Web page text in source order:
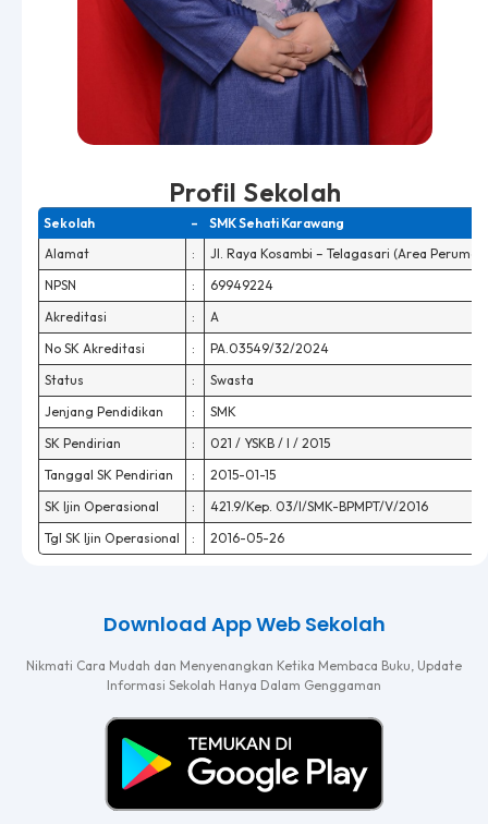
Profil Sekolah
Sekolah –
SMK Sehati Karawang
Alamat
:
Jl. Raya Kosambi – Telagasari (Area
NPSN
:
69949224
Akreditasi
:
A
No SK Akreditasi
:
PA.03549/32/2024
Status
:
Swasta
Jenjang Pendidikan
:
SMK
SK Pendirian
:
021 / YSKB / I / 2015
Tanggal SK Pendirian
:
2015-01-15
SK Ijin Operasional
:
421.9/Kep. 03/I/SMK-BPMPT/V/2016
Tgl SK Ijin Operasional
: 2016-05-26
Download App Web Sekolah
Nikmati Cara Mudah dan Menyenangkan Ketika Membaca Buku, Update
Informasi Sekolah Hanya Dalam Genggaman